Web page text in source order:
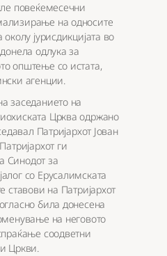
повеќемесечни
на односите
јурисдикцијата во
одлука за
општење со истата,
агенции.
заседанието на
Црква одржано
Патријархот Јован
ги
Синодот за
со Ерусалимската
ставови на Патријархот
била донесена
на неговото
соодветни
Цркви.